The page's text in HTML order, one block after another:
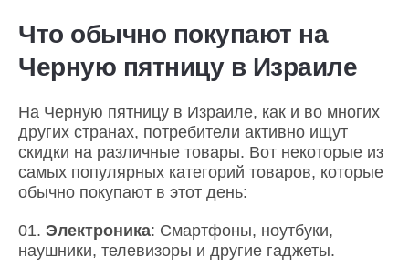
Что обычно покупают на
Черную пятницу в Израиле
На Черную пятницу в Израиле, как и во многих
других странах, потребители активно ищут
скидки на различные товары. Вот некоторые из
самых популярных категорий товаров, которые
обычно покупают в этот день:
Электроника: Смартфоны, ноутбуки,
наушники, телевизоры и другие гаджеты.